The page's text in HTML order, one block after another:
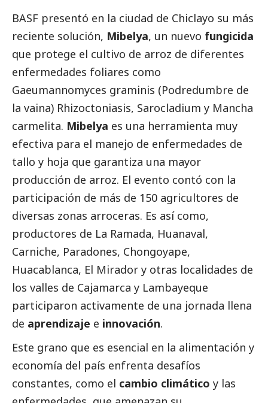
BASF presentó en la ciudad de Chiclayo su más
reciente solución, Mibelya, un nuevo fungicida
que protege el cultivo de arroz de diferentes
enfermedades foliares como
Gaeumannomyces graminis (Podredumbre de
la vaina) Rhizoctoniasis, Sarocladium y Mancha
carmelita. Mibelya es una herramienta muy
efectiva para el manejo de enfermedades de
tallo y hoja que garantiza una mayor
producción de arroz. El evento contó con la
participación de más de 150 agricultores de
diversas zonas arroceras. Es así como,
productores de La Ramada, Huanaval,
Carniche, Paradones, Chongoyape,
Huacablanca, El Mirador y otras localidades de
los valles de Cajamarca y Lambayeque
participaron activamente de una jornada llena
de aprendizaje e innovación.
Este grano que es esencial en la alimentación y
economía del país enfrenta desafíos
constantes, como el cambio climático y las